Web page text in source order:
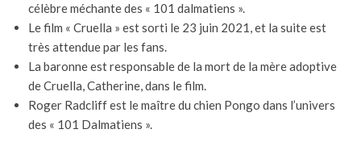
célèbre méchante des « 101 dalmatiens ».
Le film « Cruella » est sorti le 23 juin 2021, et la suite est
très attendue par les fans.
La baronne est responsable de la mort de la mère adoptive
de Cruella, Catherine, dans le film.
Roger Radcliff est le maître du chien Pongo dans l’univers
des « 101 Dalmatiens ».